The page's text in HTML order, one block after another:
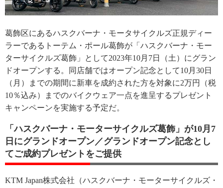
葛飾区にあるハスクバーナ・モータサイクルズ正規ディー
ラーであるトーテム・ポール葛飾が「ハスクバーナ・モー
ターサイクルズ葛飾」として2023年10月7日（土）にグラン
ドオープンする。同店舗ではオープン記念として10月30日
（月）までの期間に新車を成約された方を対象に2万円（税
10％込み）までのバイクウェア一点を進呈するプレゼント
キャンペーンを実施する予定だ。
「ハスクバーナ・モーターサイクルズ葛飾」が10月7
日にグランドオープン／グランドオープン記念とし
てご成約プレゼントをご提供
KTM Japan株式会社（ハスクバーナ・モーターサイクルズ・